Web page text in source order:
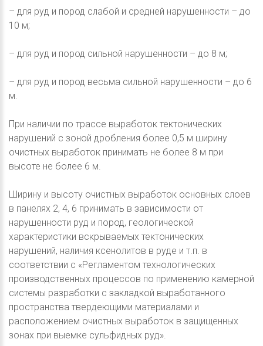
– для руд и пород слабой и средней нарушенности – до
10 м;
– для руд и пород сильной нарушенности – до 8 м;
– для руд и пород весьма сильной нарушенности – до 6
м.
При наличии по трассе выработок тектонических
нарушений с зоной дробления более 0,5 м ширину
очистных выработок принимать не более 8 м при
высоте не более 6 м.
Ширину и высоту очистных выработок основных слоев
в панелях 2, 4, 6 принимать в зависимости от
нарушенности руд и пород, геологической
характеристики вскрываемых тектонических
нарушений, наличия ксенолитов в руде и т.п. в
соответствии с «Регламентом технологических
производственных процессов по применению камерной
системы разработки с закладкой выработанного
пространства твердеющими материалами и
расположением очистных выработок в защищенных
зонах при выемке сульфидных руд».